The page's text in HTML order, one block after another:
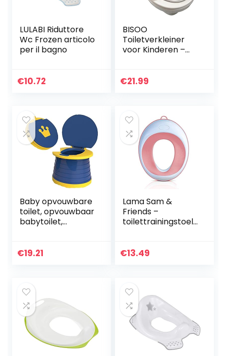
LULABI Riduttore
Wc Frozen articolo
per il bagno
€10.72
BISOO
Toiletverkleiner
voor Kinderen –
Toiletbril
€21.99
Baby opvouwbare
toilet, opvouwbaar
babytoilet,
kindertoilet,
€19.21
Lama Sam &
Friends –
toilettrainingstoeltj
jongens en meisjes
€13.49